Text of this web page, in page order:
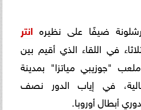
ضيفًا على نظيره انتر
في اللقاء الذي أقيم بين
"جوزيبي مياتزا" بمدينة
في إياب الدور نصف
أبطال أوروبا.